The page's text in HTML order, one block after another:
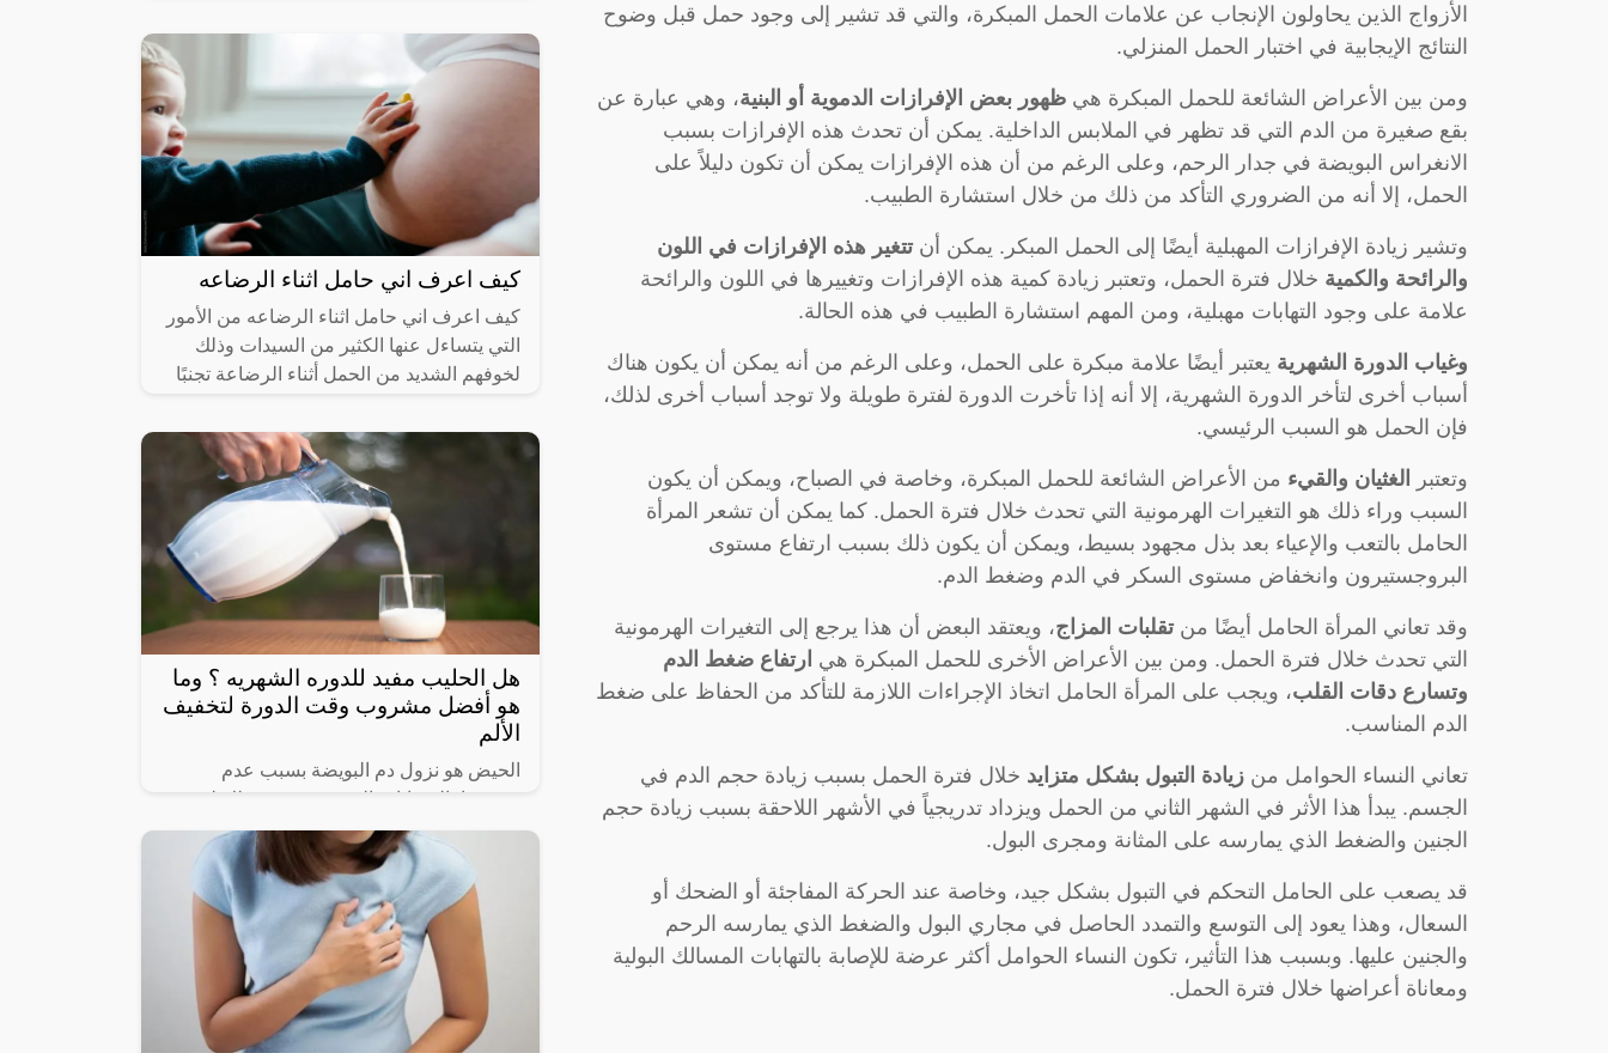
الأزواج الذين يحاولون الإنجاب عن علامات الحمل المبكرة، والتي قد تشير إلى وجود حمل قبل وضوح
النتائج الإيجابية في اختبار الحمل المنزلي.
ومن بين الأعراض الشائعة للحمل المبكرة هي ظهور بعض الإفرازات الدموية أو البنية، وهي عبارة عن
بقع صغيرة من الدم التي قد تظهر في الملابس الداخلية. يمكن أن تحدث هذه الإفرازات بسبب
الانغراس البويضة في جدار الرحم، وعلى الرغم من أن هذه الإفرازات يمكن أن تكون دليلاً على
الحمل، إلا أنه من الضروري التأكد من ذلك من خلال استشارة الطبيب.
وتشير زيادة الإفرازات المهبلية أيضًا إلى الحمل المبكر. يمكن أن تتغير هذه الإفرازات في اللون
والرائحة والكمية خلال فترة الحمل، وتعتبر زيادة كمية هذه الإفرازات وتغييرها في اللون والرائحة
علامة على وجود التهابات مهبلية، ومن المهم استشارة الطبيب في هذه الحالة.
وغياب الدورة الشهرية يعتبر أيضًا علامة مبكرة على الحمل، وعلى الرغم من أنه يمكن أن يكون هناك
أسباب أخرى لتأخر الدورة الشهرية، إلا أنه إذا تأخرت الدورة لفترة طويلة ولا توجد أسباب أخرى لذلك،
فإن الحمل هو السبب الرئيسي.
وتعتبر الغثيان والقيء من الأعراض الشائعة للحمل المبكرة، وخاصة في الصباح، ويمكن أن يكون
السبب وراء ذلك هو التغيرات الهرمونية التي تحدث خلال فترة الحمل. كما يمكن أن تشعر المرأة
الحامل بالتعب والإعياء بعد بذل مجهود بسيط، ويمكن أن يكون ذلك بسبب ارتفاع مستوى
البروجستيرون وانخفاض مستوى السكر في الدم وضغط الدم.
وقد تعاني المرأة الحامل أيضًا من تقلبات المزاج، ويعتقد البعض أن هذا يرجع إلى التغيرات الهرمونية
التي تحدث خلال فترة الحمل. ومن بين الأعراض الأخرى للحمل المبكرة هي ارتفاع ضغط الدم
وتسارع دقات القلب، ويجب على المرأة الحامل اتخاذ الإجراءات اللازمة للتأكد من الحفاظ على ضغط
الدم المناسب.
تعاني النساء الحوامل من زيادة التبول بشكل متزايد خلال فترة الحمل بسبب زيادة حجم الدم في
الجسم. يبدأ هذا الأثر في الشهر الثاني من الحمل ويزداد تدريجياً في الأشهر اللاحقة بسبب زيادة حجم
الجنين والضغط الذي يمارسه على المثانة ومجرى البول.
قد يصعب على الحامل التحكم في التبول بشكل جيد، وخاصة عند الحركة المفاجئة أو الضحك أو
السعال، وهذا يعود إلى التوسع والتمدد الحاصل في مجاري البول والضغط الذي يمارسه الرحم
والجنين عليها. وبسبب هذا التأثير، تكون النساء الحوامل أكثر عرضة للإصابة بالتهابات المسالك البولية
ومعاناة أعراضها خلال فترة الحمل.
تصيب النساء على مستوى العالم،
كيف اعرف اني حامل اثناء الرضاعه
كيف اعرف اني حامل اثناء الرضاعه من الأمور
التي يتساءل عنها الكثير من السيدات وذلك
لخوفهم الشديد من الحمل أثناء الرضاعة تجنبًا
هل الحليب مفيد للدوره الشهريه ؟ وما
هو أفضل مشروب وقت الدورة لتخفيف
الألم
الحيض هو نزول دم البويضة بسبب عدم
تخصيبها بالحيوانات المنوية، ويحدث ذلك لجميع
للنساء البالغات مرة كل شهر ويصاحبها الكثير
من الأعراض المؤلمة مثل تقلصات شديدة في